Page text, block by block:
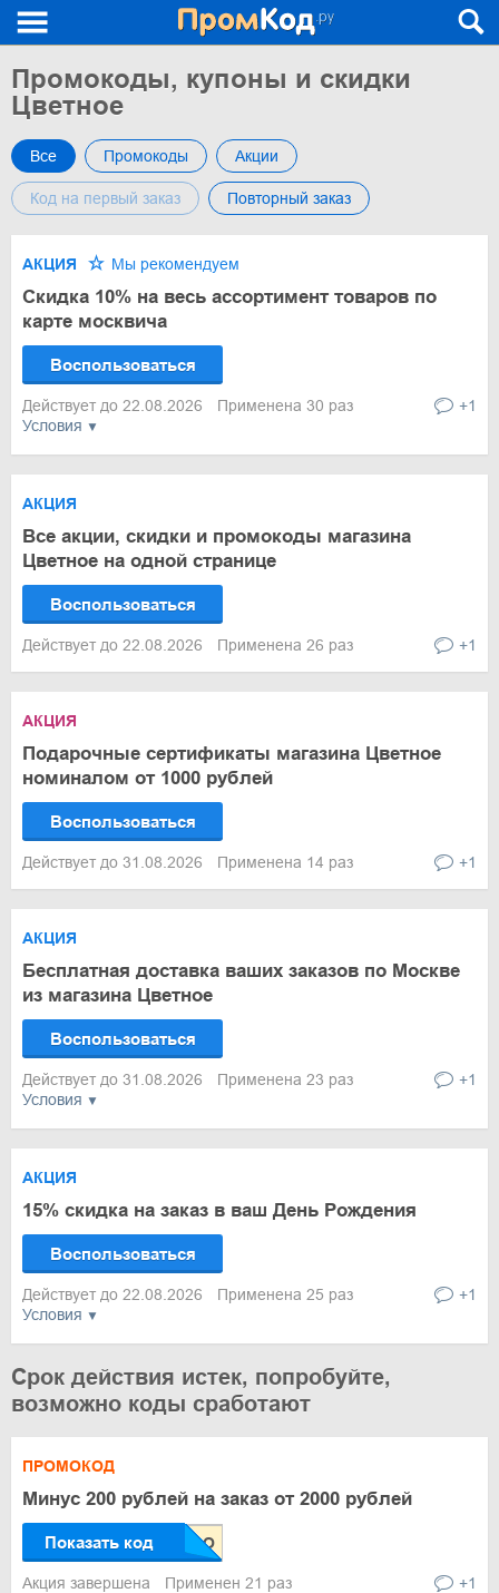
Промокоды, купоны и скидки
Цветное
Все Промокоды Акции
Код на первый заказ Повторный заказ
Условия
АКЦИЯ Мы рекомендуем
Скидка 10% на весь ассортимент товаров по
карте москвича
Воспользоваться
Действует до 22.08.2026 Применена 30 раз +1
АКЦИЯ
Все акции, скидки и промокоды магазина
Цветное на одной странице
Воспользоваться
Действует до 22.08.2026 Применена 26 раз +1
АКЦИЯ
Подарочные сертификаты магазина Цветное
номиналом от 1000 рублей
Воспользоваться
Действует до 31.08.2026 Применена 14 раз +1
Условия
АКЦИЯ
Бесплатная доставка ваших заказов по Москве
из магазина Цветное
Воспользоваться
Действует до 31.08.2026 Применена 23 раз +1
Условия
АКЦИЯ
15% скидка на заказ в ваш День Рождения
Воспользоваться
Действует до 22.08.2026 Применена 25 раз +1
Срок действия истек, попробуйте,
возможно коды сработают
ПРОМОКОД
Минус 200 рублей на заказ от 2000 рублей
Показать код
Акция завершена Применен 21 раз +1